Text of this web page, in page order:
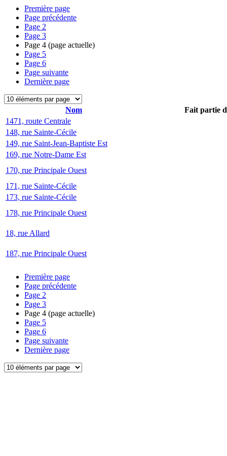
Première page
Page précédente
Page 2
Page 3
Page 4 (page actuelle)
Page 5
Page 6
Page suivante
Dernière page
Nom
Fait partie
1471, route Centrale
148, rue Sainte-Cécile
149, rue Saint-Jean-Baptiste Est
169, rue Notre-Dame Est
170, rue Principale Ouest
171, rue Sainte-Cécile
173, rue Sainte-Cécile
178, rue Principale Ouest
18, rue Allard
187, rue Principale Ouest
Première page
Page précédente
Page 2
Page 3
Page 4 (page actuelle)
Page 5
Page 6
Page suivante
Dernière page